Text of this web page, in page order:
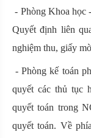
- Phòng Khoa học
Quyết định liên
nghiệm thu, giấy
- Phòng kế toán
quyết các thủ tục
quyết toán trong
quyết toán. Về